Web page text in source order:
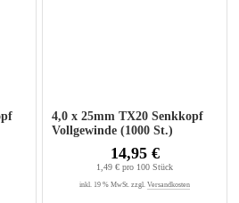
4,0 x 25mm TX20 Senkkopf
Vollgewinde (1000 St.)
14,95 €
1,49 € pro 100 Stück
inkl. 19 % MwSt. zzgl. Versandkosten